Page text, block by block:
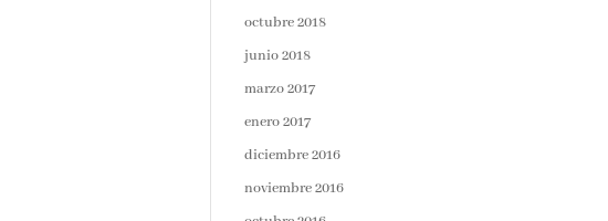
octubre 2018
junio 2018
marzo 2017
enero 2017
diciembre 2016
noviembre 2016